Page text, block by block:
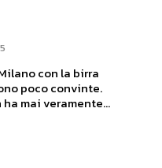
con la birra
poco convinte.
mai veramente...